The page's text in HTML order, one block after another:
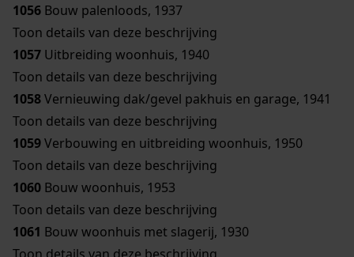
1056 Bouw palenloods, 1937
Toon details van deze beschrijving
1057 Uitbreiding woonhuis, 1940
Toon details van deze beschrijving
1058Vernieuwing dak/gevel pakhuis en garage, 1941
Toon details van deze beschrijving
1059Verbouwing en uitbreiding woonhuis, 1950
Toon details van deze beschrijving
1060 Bouw woonhuis, 1953
Toon details van deze beschrijving
1061 Bouw woonhuis met slagerij, 1930